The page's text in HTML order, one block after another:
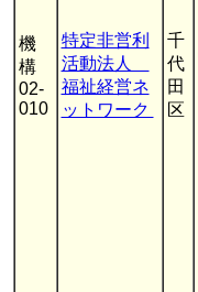
機
構
02-
010
特定非営利
活動法人
福祉経営ネ
ットワーク
千
代
田
区